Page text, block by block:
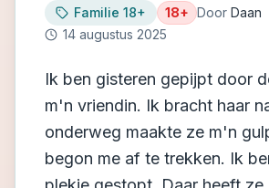
Familie 18+ 18+ Door Daan
14 augustus 2025
Ik ben gisteren gepijpt door
m'n vriendin. Ik bracht haar
onderweg maakte ze m'n
begon me af te trekken. Ik